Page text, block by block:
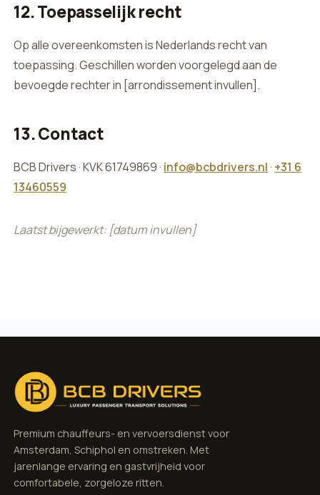
12. Toepasselijk recht
Op alle overeenkomsten is Nederlands recht van
toepassing. Geschillen worden voorgelegd aan de
bevoegde rechter in [arrondissement invullen].
13. Contact
BCB Drivers · KVK 61749869 · info@bcbdrivers.nl · +31 6
13460559
Laatst bijgewerkt: [datum invullen]
Premium chauffeurs- en vervoersdienst voor
Amsterdam, Schiphol en omstreken. Met
jarenlange ervaring en gastvrijheid voor
comfortabele, zorgeloze ritten.